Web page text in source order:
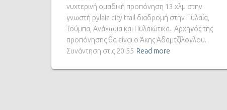
νυχτερινή ομαδική προπόνηση 13 χλμ στην
γνωστή pylaia city trail διαδρομή στην Πυλαία,
Τούμπα, Ανάχωμα και Πυλαιώτικα.. Αρχηγός της
προπόνησης θα είναι ο Άκης Αδαμτζίλογλου.
Συνάντηση στις 20:55 Read more